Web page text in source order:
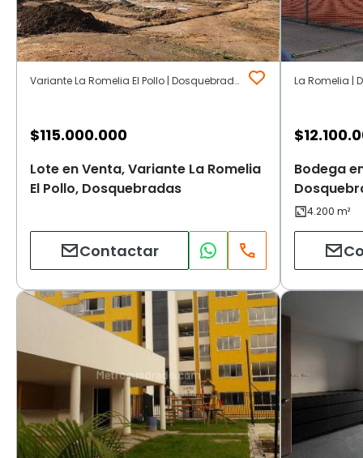
Variante La Romelia El Pollo | Dosquebradas
$115.000.000
Lote en Venta, Variante La Romelia
El Pollo, Dosquebradas
Contactar
La Romelia |
$
Bodega